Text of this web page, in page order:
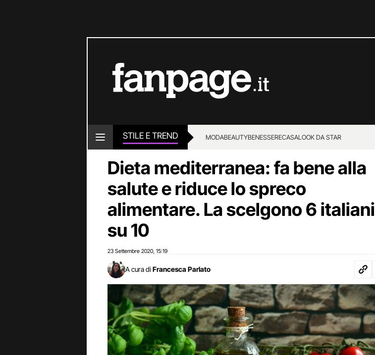
STILE E TREND MODABEAUTYBENESSERECASALOOK DA STAR
Dieta mediterranea: fa bene alla
salute e riduce lo spreco
alimentare. La scelgono 6 italiani
su 10
23 Settembre 2020 15:19
A cura di Francesca Parlato